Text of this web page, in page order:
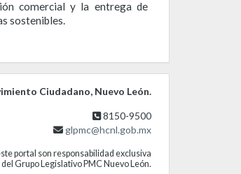
comercial y la entrega de
sostenibles.
Ciudadano, Nuevo León.
8150-9500
glpmc@hcnl.gob.mx
portal son responsabilidad exclusiva
del Grupo Legislativo PMC Nuevo León.